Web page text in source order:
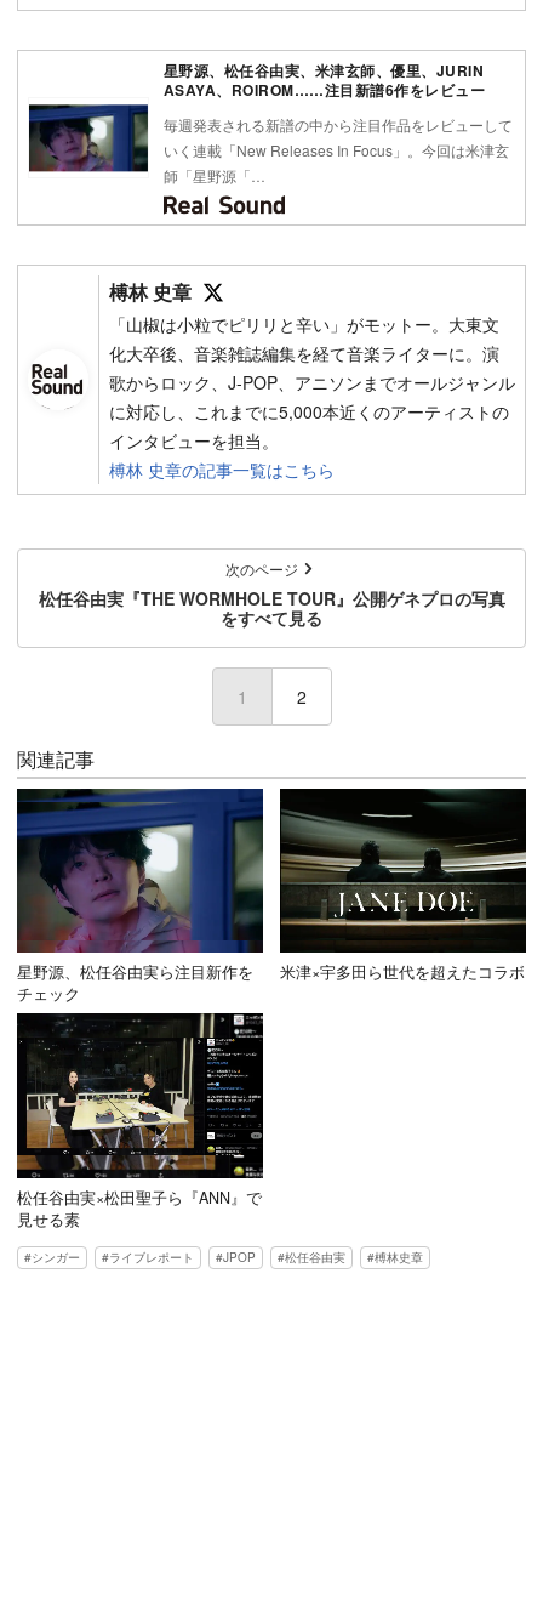
星野源、松任谷由実、米津玄師、優里、JURIN
ASAYA、ROIROM……注目新譜6作をレビュー
毎週発表される新譜の中から注目作品をレビューして
いく連載「New Releases In Focus」。今回は米津玄
師「星野源「…
榑林 史章
「山椒は小粒でピリリと辛い」がモットー。大東文
化大卒後、音楽雑誌編集を経て音楽ライターに。演
歌からロック、J-POP、アニソンまでオールジャンル
に対応し、これまでに5,000本近くのアーティストの
インタビューを担当。
榑林 史章の記事一覧はこちら
次のページ
松任谷由実『THE WORMHOLE TOUR』公開ゲネプロの写真
をすべて見る
1 2
関連記事
星野源、松任谷由実ら注目新作を
チェック
米津×宇多田ら世代を超えたコラボ
松任谷由実×松田聖子ら『ANN』で
見せる素
シンガー ライブレポート JPOP 松任谷由実 榑林史章